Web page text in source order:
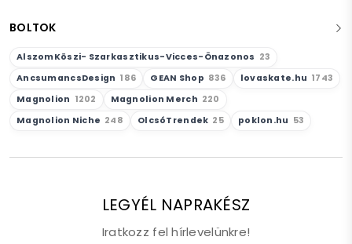
BOLTOK
AlszomKöszi- Szarkasztikus-Vicces-Önazonos 23
AncsumancsDesign 186 GEAN Shop 836 lovaskate.hu 1743
Magnolion 1202 Magnolion Merch 220
Magnolion Niche 248 OlcsóTrendek 25 poklon.hu 53
LEGYÉL NAPRAKÉSZ
Iratkozz fel hírlevelünkre!